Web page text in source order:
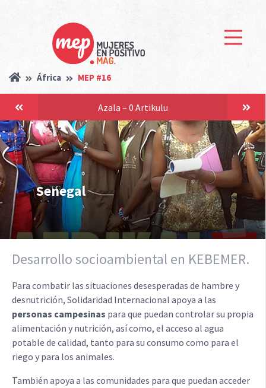
África MEP #16
Senegal
Azala – 0 Artikulu
Desarrollo socioambiental en KEBEMER.
Para combatir las situaciones desesperadas de hambre y
desnutrición, Solidaridad Internacional apoya a las
personas campesinas para que puedan controlar su propia
alimentación y nutrición, así como, el acceso al agua
potable de calidad, tanto para su consumo como para el
riego y para los animales.
También apoya a las comunidades para que puedan acceder